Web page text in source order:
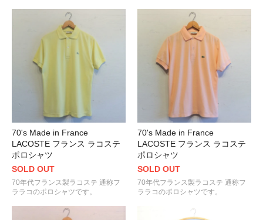
70's Made in France
LACOSTE フランス ラコステ
ポロシャツ
SOLD OUT
70年代フランス製ラコステ 通称フ
ララコのポロシャツです。
70's Made in France
LACOSTE フランス ラコステ
ポロシャツ
SOLD OUT
70年代フランス製ラコステ 通称フ
ララコのポロシャツです。